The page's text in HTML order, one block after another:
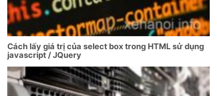
Cách lấy giá trị của select box trong HTML sử dụng
javascript / JQuery